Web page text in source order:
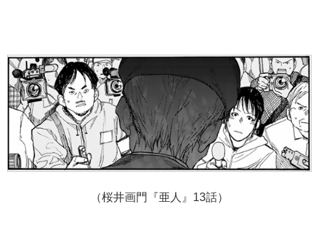
（桜井画門『亜人』13話）